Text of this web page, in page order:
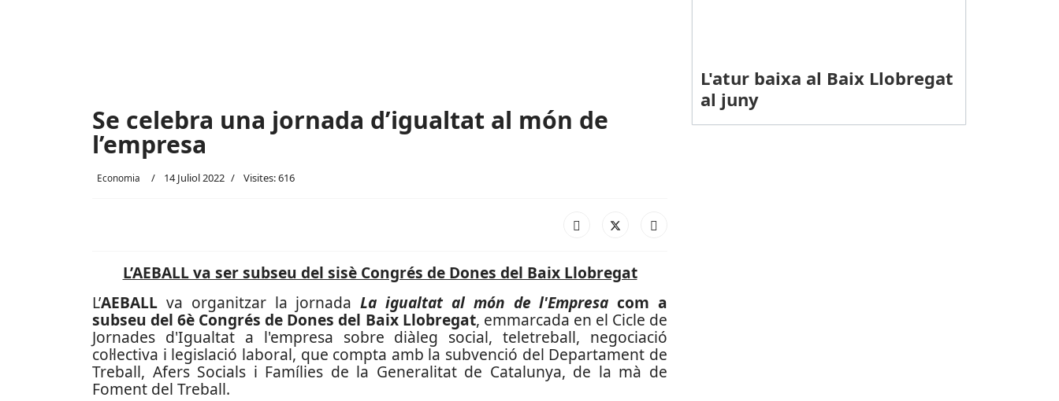
Se celebra una jornada d’igualtat al món de
l’empresa
Economia 14 Juliol 2022 Visites: 616
L’AEBALL va ser subseu del sisè Congrés de Dones del Baix Llobregat
L’AEBALL va organitzar la jornada La igualtat al món de l'Empresa com a
subseu del 6è Congrés de Dones del Baix Llobregat, emmarcada en el Cicle de
Jornades d'Igualtat a l'empresa sobre diàleg social, teletreball, negociació
col·lectiva i legislació laboral, que compta amb la subvenció del Departament de
Treball, Afers Socials i Famílies de la Generalitat de Catalunya, de la mà de
Foment del Treball.
L'atur baixa al Baix Llobregat
al juny